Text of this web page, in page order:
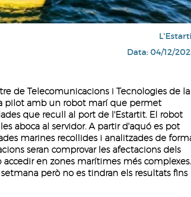
Data: 04/12/
de Telecomunicacions i Tecnologies de la
pilot amb un robot marí que permet
que recull al port de l'Estartit. El robot
aboca al servidor. A partir d'aquó es pot
marines recollides i analitzades de
seran comprovar les afectacions dels
en zones marítimes més complexes.
però no es tindran els resultats fins